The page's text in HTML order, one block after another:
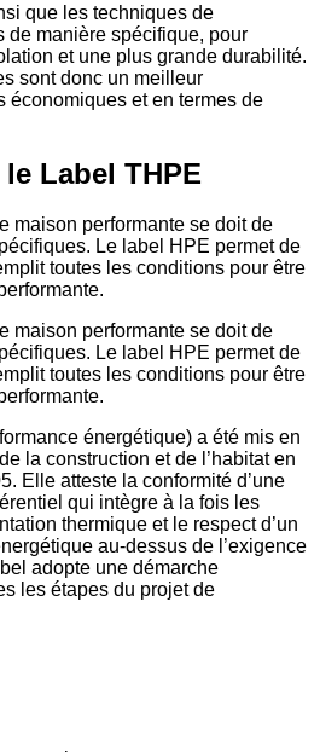
que les techniques de
de manière spécifique, pour
et une plus grande durabilité.
sont donc un meilleur
économiques et en termes de
Label THPE
maison performante se doit de
Le label HPE permet de
toutes les conditions pour être
maison performante se doit de
Le label HPE permet de
toutes les conditions pour être
énergétique) a été mis en
la construction et de l’habitat en
Elle atteste la conformité d’une
qui intègre à la fois les
thermique et le respect d’un
au-dessus de l’exigence
adopte une démarche
les étapes du projet de